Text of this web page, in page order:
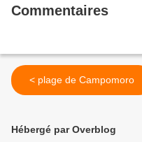
Commentaires
< plage de Campomoro
Hébergé par Overblog